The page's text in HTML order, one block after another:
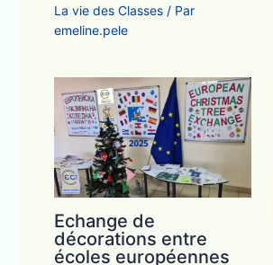
La vie des Classes / Par
emeline.pele
Echange de
décorations entre
écoles européennes